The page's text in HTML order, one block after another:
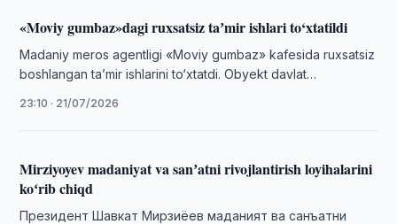
«Moviy gumbaz»dagi ruxsatsiz taʼmir ishlari to‘xtatildi
Madaniy meros agentligi «Moviy gumbaz» kafesida ruxsatsiz
boshlangan taʼmir ishlarini to‘xtatdi. Obyekt davlat
23:10 · 21/07/2026
Mirziyoyev madaniyat va sanʼatni rivojlantirish loyihalarini
koʻrib chiqd
Президент Шавкат Мирзиёев маданият ва санъатни